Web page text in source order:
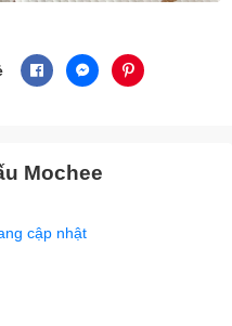
Mochee
cập nhật